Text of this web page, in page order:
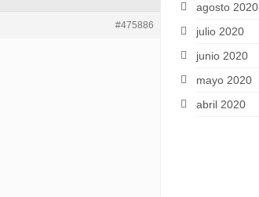
#475886
agosto 2020
julio 2020
junio 2020
mayo 2020
abril 2020